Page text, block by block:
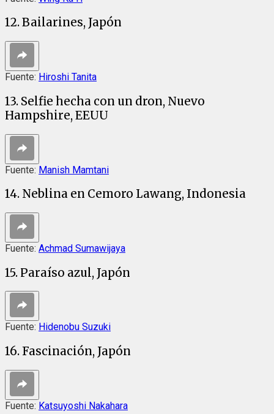
12. Bailarines, Japón
Fuente: Hiroshi Tanita
13. Selfie hecha con un dron, Nuevo
Hampshire, EEUU
Fuente: Manish Mamtani
14. Neblina en Cemoro Lawang, Indonesia
Fuente: Achmad Sumawijaya
15. Paraíso azul, Japón
Fuente: Hidenobu Suzuki
16. Fascinación, Japón
Fuente: Katsuyoshi Nakahara